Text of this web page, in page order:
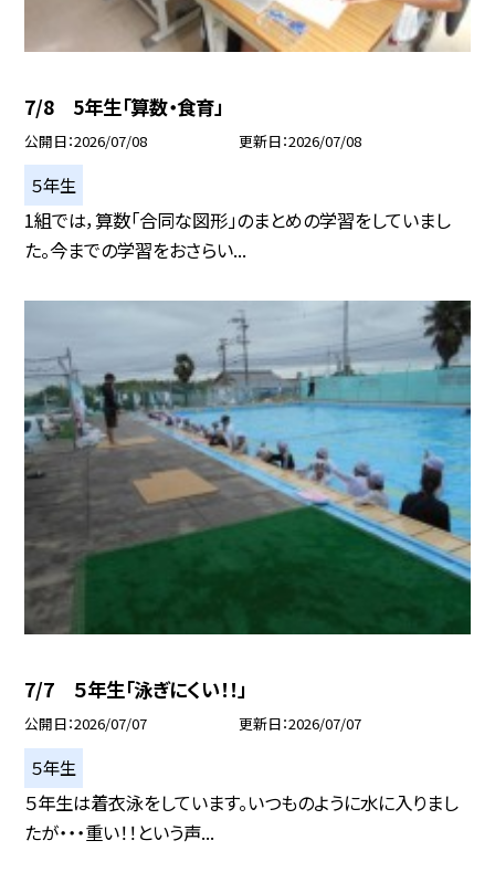
7/8 5年生「算数・食育」
公開日 2026/07/08 更新日 2026/07/08
５年生
1組では，算数「合同な図形」のまとめの学習をしていまし
た。今までの学習をおさらい...
7/7 ５年生「泳ぎにくい！！」
公開日 2026/07/07 更新日 2026/07/07
５年生
５年生は着衣泳をしています。いつものように水に入りまし
たが・・・重い！！という声...